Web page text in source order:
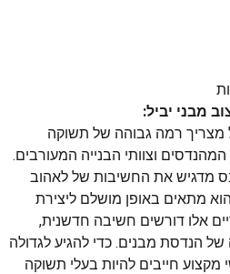
מבני יביל:
מצריך רמה גבוהה של תשוקה
וצוותי הבנייה המעורבים.
מדגיש את החשיבות של לאהוב
מתאים באופן מושלם ליצירת
אלו דורשים חשיבה חדשנית,
של הנדסת מבנים. כדי להגיע לגדולה
מקצוע חייבים להיות בעלי תשוקה